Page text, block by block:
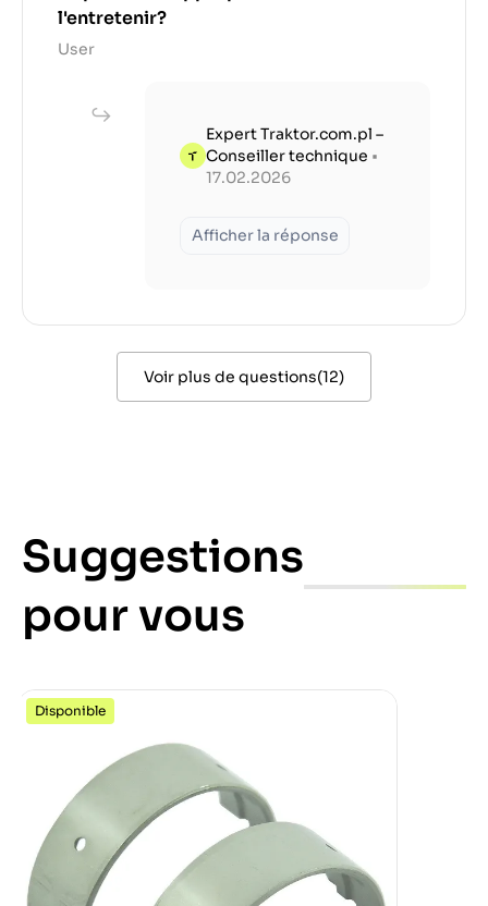
l'entretenir?
User
Expert Traktor.com.pl –
Conseiller technique •
17.02.2026
Afficher la réponse
Voir plus de questions(12)
Suggestions
pour vous
Disponible